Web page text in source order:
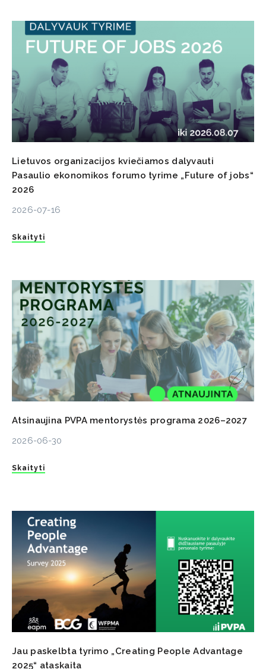
Lietuvos organizacijos kviečiamos dalyvauti
Pasaulio ekonomikos forumo tyrime „Future of jobs“
2026
2026-07-16
Skaityti
Atsinaujina PVPA mentorystės programa 2026–2027
2026-06-30
Skaityti
Jau paskelbta tyrimo „Creating People Advantage
2025“ ataskaita